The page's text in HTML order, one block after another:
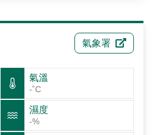
氣象署
氣溫
-˚C
濕度
-%